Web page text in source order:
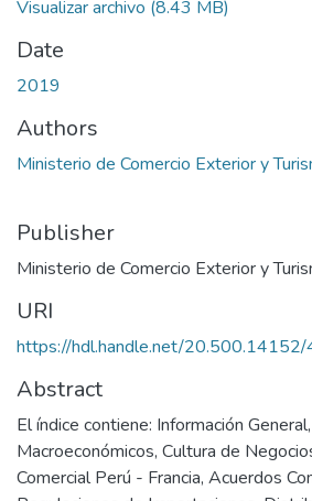
Visualizar archivo (8.43 MB)
Date
2019
Authors
Ministerio de Comercio Exterior y
Publisher
Ministerio de Comercio Exterior y
URI
https://hdl.handle.net/
Abstract
El índice contiene: Información
Macroeconómicos, Cultura de
Comercial Perú - Francia, Acuerdos